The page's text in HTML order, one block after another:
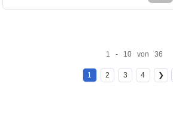
1 - 10 von 36
1 2 3 4 ❯